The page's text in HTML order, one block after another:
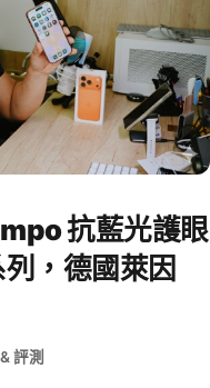
抗藍光護眼
，德國萊因
評測